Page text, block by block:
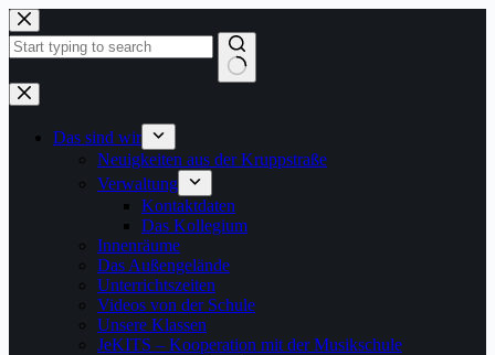
Zum
Inhalt
springen
Keine
Ergebnisse
Das sind wir
Neuigkeiten aus der Kruppstraße
Verwaltung
Kontaktdaten
Das Kollegium
Innenräume
Das Außengelände
Unterrichtszeiten
Videos von der Schule
Unsere Klassen
JeKITS – Kooperation mit der Musikschule